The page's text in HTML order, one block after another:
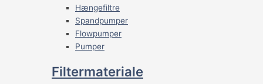
Hængefiltre
Spandpumper
Flowpumper
Pumper
Filtermateriale